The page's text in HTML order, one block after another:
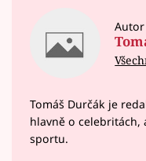
Tomáš Durčák je
hlavně o celebritách,
sportu.